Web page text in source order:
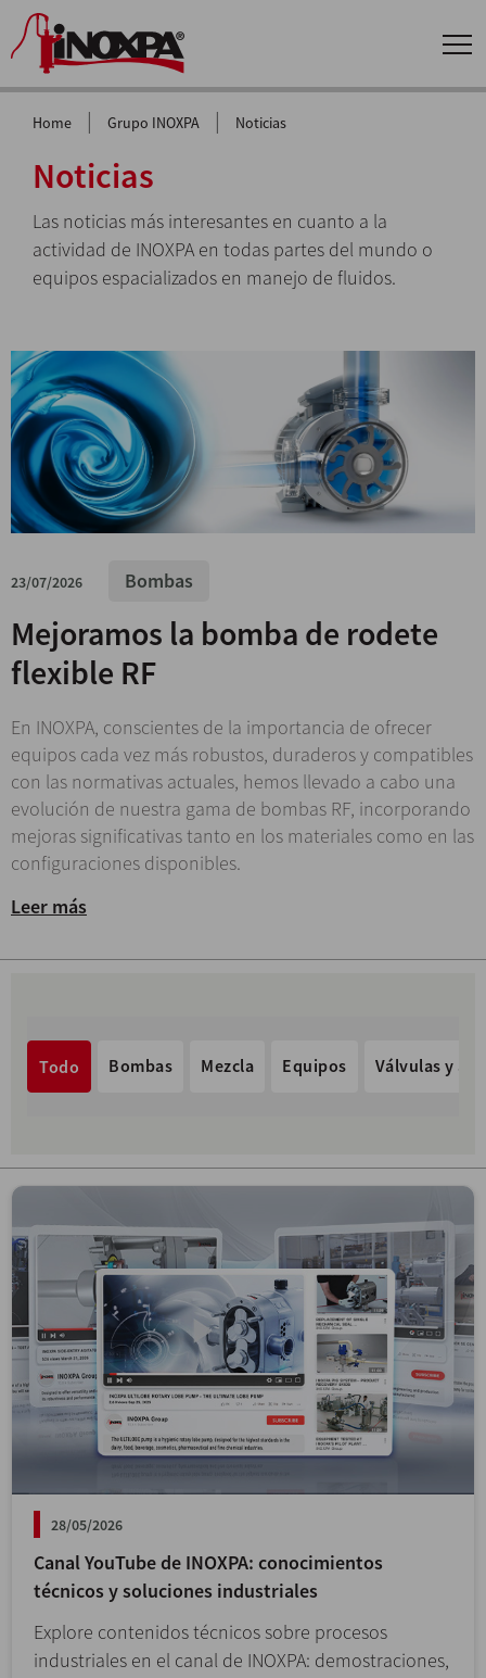
Home | Grupo INOXPA | Noticias
Noticias
Las noticias más interesantes en cuanto a la
actividad de INOXPA en todas partes del mundo o
equipos espacializados en manejo de fluidos.
23/07/2026 Bombas
Mejoramos la bomba de rodete
flexible RF
En INOXPA, conscientes de la importancia de ofrecer
equipos cada vez más robustos, duraderos y compatibles
con las normativas actuales, hemos llevado a cabo una
evolución de nuestra gama de bombas RF, incorporando
mejoras significativas tanto en los materiales como en las
configuraciones disponibles.
Leer más
Todo Bombas Mezcla Equipos Válvulas y
28/05/2026
Canal YouTube de INOXPA: conocimientos
técnicos y soluciones industriales
Explore contenidos técnicos sobre procesos
industriales en el canal de INOXPA: demostraciones,